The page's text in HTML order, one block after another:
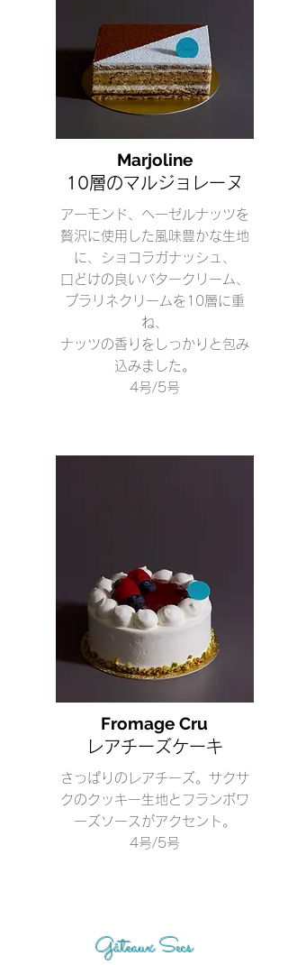
Marjoline
10層のマルジョレーヌ
アーモンド、ヘーゼルナッツを
贅沢に使用した風味豊かな生地
に、ショコラガナッシュ、
口どけの良いバタークリーム、
プラリネクリームを10層に重
ね、
ナッツの香りをしっかりと包み
込みました。
4号/5号
Fromage Cru
レアチーズケーキ
さっぱりのレアチーズ。サクサ
クのクッキー生地とフランボワ
ーズソースがアクセント。
4号/5号
Gâteaux Secs